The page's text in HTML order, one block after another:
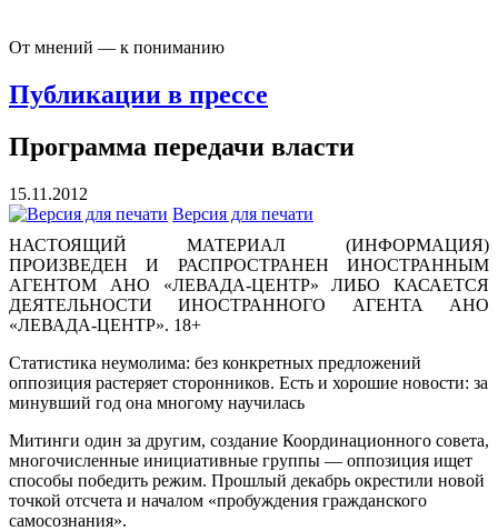
От мнений — к пониманию
Публикации в прессе
Программа передачи власти
15.11.2012
Версия для печати
НАСТОЯЩИЙ МАТЕРИАЛ (ИНФОРМАЦИЯ)
ПРОИЗВЕДЕН И РАСПРОСТРАНЕН ИНОСТРАННЫМ
АГЕНТОМ АНО «ЛЕВАДА-ЦЕНТР» ЛИБО КАСАЕТСЯ
ДЕЯТЕЛЬНОСТИ ИНОСТРАННОГО АГЕНТА АНО
«ЛЕВАДА-ЦЕНТР». 18+
Статистика неумолима: без конкретных предложений
оппозиция растеряет сторонников. Есть и хорошие новости: за
минувший год она многому научилась
Митинги один за другим, создание Координационного совета,
многочисленные инициативные группы — оппозиция ищет
способы победить режим. Прошлый декабрь окрестили новой
точкой отсчета и началом «пробуждения гражданского
самосознания».